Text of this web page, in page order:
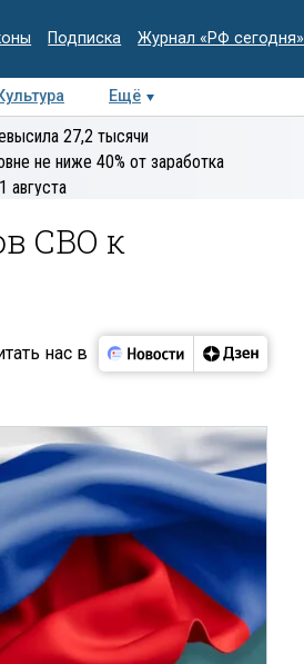
Подписка Журнал «РФ сегодня»
Ещё
Колумнисты
экспертиза
27,2 тысячи
не ниже 40% от заработка
августа
СВО к
нас в